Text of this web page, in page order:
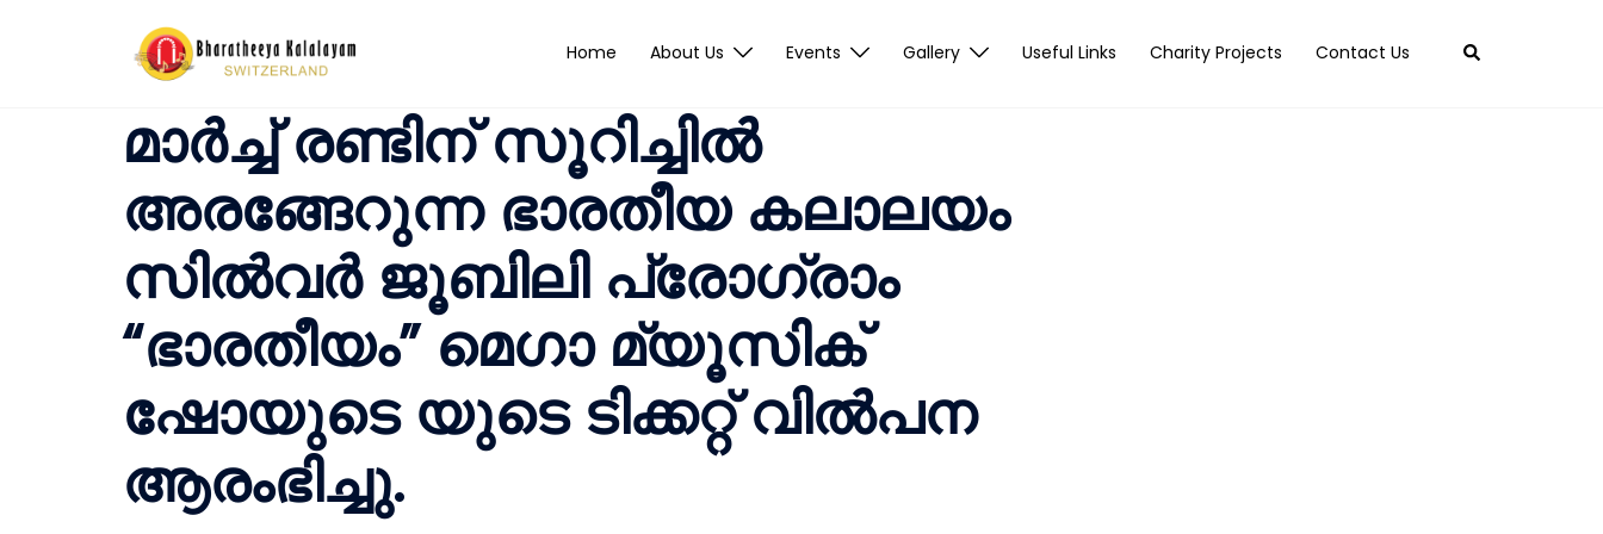
Home About Us Events Gallery Useful Links Charity Projects Contact Us Search
മാർച്ച് രണ്ടിന് സൂറിച്ചിൽ
അരങ്ങേറുന്ന ഭാരതീയ കലാലയം
സിൽവർ ജൂബിലി പ്രോഗ്രാം
“ഭാരതീയം” മെഗാ മ്യൂസിക്
ഷോയുടെ യുടെ ടിക്കറ്റ് വിൽപന
ആരംഭിച്ചു.